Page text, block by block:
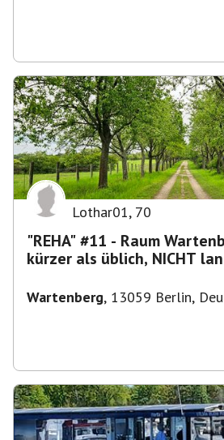
Lothar01, 70
"REHA" #11 - Raum
kürzer als üblich, NICHT
Wartenberg, 13059 Berlin,